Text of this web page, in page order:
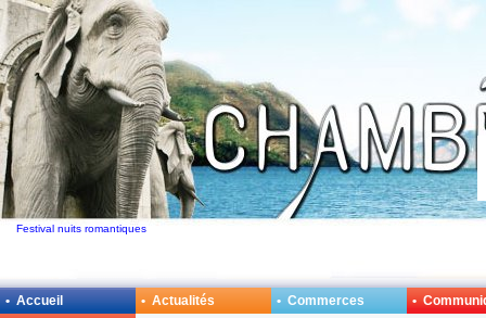
Festival nuits romantiques
• Accueil • Actualités • Commerces
•